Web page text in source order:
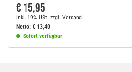
€ 15,95
inkl. 19% USt. zzgl. Versand
Netto: € 13,40
Sofort verfügbar